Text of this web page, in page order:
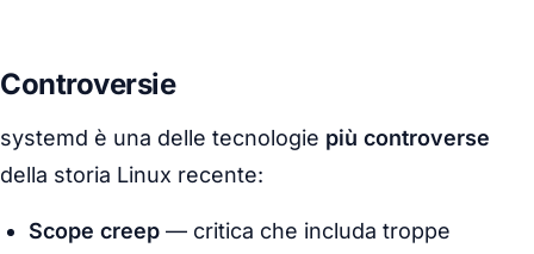
Controversie
systemd è una delle tecnologie più controverse
della storia Linux recente:
Scope creep — critica che includa troppe